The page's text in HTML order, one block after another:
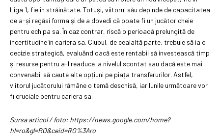
Liga 1, fie în străinătate. Totuși, viitorul său depinde de capacitatea
de a-și regăsi forma și de a dovedi că poate fi un jucător cheie
pentru echipa sa. În caz contrar, riscă o perioadă prelungită de
incertitudine în cariera sa. Clubul, de cealaltă parte, trebuie să ia o
decizie strategică, evaluând dacă este rentabil să investească timp
și resurse pentru a-l readuce la nivelul scontat sau dacă este mai
convenabil să caute alte opțiuni pe piața transferurilor. Astfel,
viitorul jucătorului rămâne o temă deschisă, iar lunile următoare vor
fi cruciale pentru cariera sa.
Sursa articol / foto: https://news.google.com/home?
hl=ro&gl=RO&ceid=RO%3Aro